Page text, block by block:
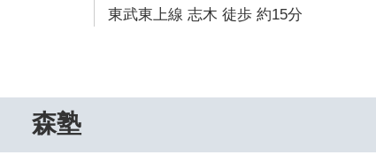
東武東上線 志木 徒歩 約15分
森塾